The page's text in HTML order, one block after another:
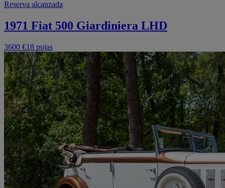
Reserva alcanzada
1971 Fiat 500 Giardiniera LHD
3600 €18 pujas